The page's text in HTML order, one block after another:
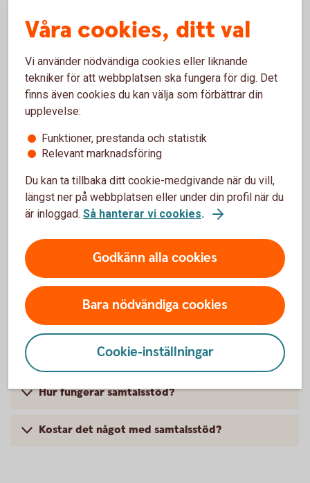
information om samtalet. Mer information om hur dina
personuppgifter behandlas av Falck Healthcare finns i
integritetspolicyn (falcksverige.se)
.
kostnadsfri
Vanliga frågor och svar
Vad är samtalsstöd?
Hur fungerar samtalsstöd?
Kostar det något med samtalsstöd?
Våra cookies, ditt val
Vi använder nödvändiga cookies eller liknande
tekniker för att webbplatsen ska fungera för dig. Det
finns även cookies du kan välja som förbättrar din
upplevelse:
Funktioner, prestanda och statistik
Relevant marknadsföring
Du kan ta tillbaka ditt cookie-medgivande när du vill,
längst ner på webbplatsen eller under din profil när du
är inloggad. Så hanterar vi cookies.
Godkänn alla cookies
Bara nödvändiga cookies
Cookie-inställningar